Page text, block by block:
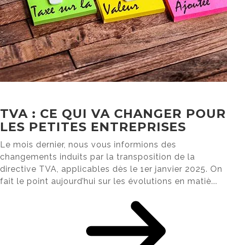
TVA : CE QUI VA CHANGER POUR
LES PETITES ENTREPRISES
Le mois dernier, nous vous informions des
changements induits par la transposition de la
directive TVA, applicables dès le 1er janvier 2025. On
fait le point aujourd’hui sur les évolutions en matiè...